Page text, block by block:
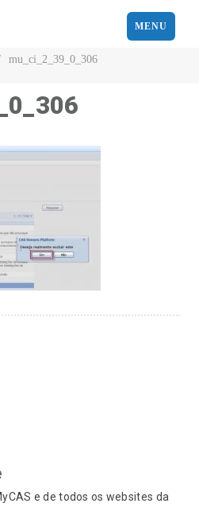
MENU
mu_ci_2_39_0_306
e de todos os websites da